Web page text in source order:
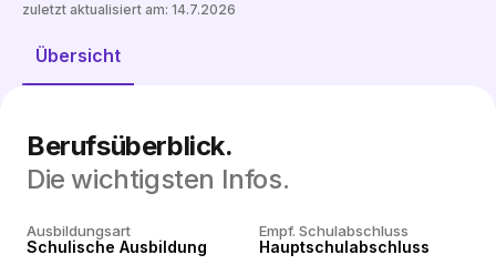
Übersicht
zuletzt aktualisiert am: 14.7.2026
Berufsüberblick.
Die wichtigsten Infos.
Ausbildungsart
Schulische Ausbildung
Empf. Schulabschluss
Hauptschulabschluss